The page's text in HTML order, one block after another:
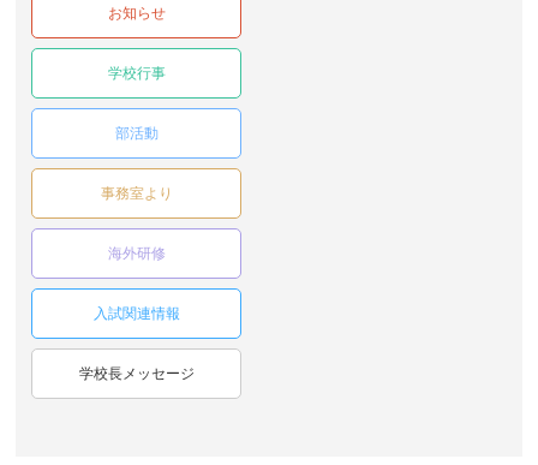
お知らせ
学校行事
部活動
事務室より
海外研修
入試関連情報
学校長メッセージ